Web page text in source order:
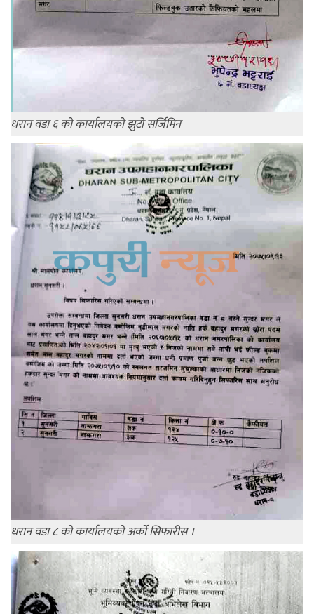
धरान वडा ६ को कार्यालयको झुटो सर्जिमिन
धरान वडा ८ को कार्यालयको अर्को सिफारीस ।